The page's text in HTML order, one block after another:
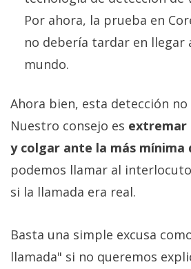
Por ahora, la prueba en
no debería tardar en llegar
mundo.
Ahora bien, esta detección no
Nuestro consejo es extremar
y colgar ante la más mínima
podemos llamar al
si la llamada era real.
Basta una simple excusa
llamada" si no queremos